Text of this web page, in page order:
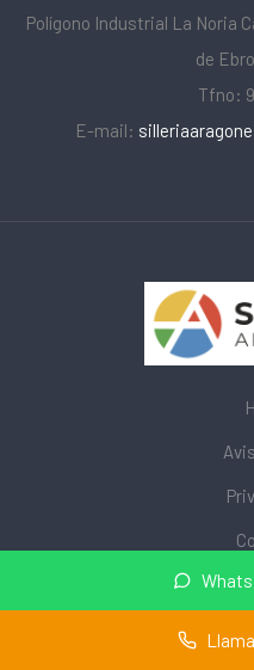
Polígono Industrial La Noria
de
Tfno:
E-mail:
© 2026 mobiliarioescolar.site
de mi ·